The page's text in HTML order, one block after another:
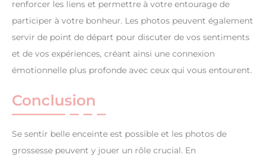
renforcer les liens et permettre à votre entourage de
participer à votre bonheur. Les photos peuvent également
servir de point de départ pour discuter de vos sentiments
et de vos expériences, créant ainsi une connexion
émotionnelle plus profonde avec ceux qui vous entourent.
Conclusion
Se sentir belle enceinte est possible et les photos de
grossesse peuvent y jouer un rôle crucial. En